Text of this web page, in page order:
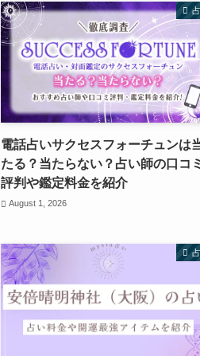
電話占いサクセスフォーチュンは
たる？当たらない？占い師の口コ
評判や鑑定料金を紹介
August 1, 2026